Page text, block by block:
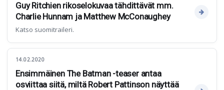
Guy Ritchien rikoselokuvaa tähdittävät mm.
Charlie Hunnam ja Matthew McConaughey
Katso suomitraileri.
14.02.2020
Ensimmäinen The Batman -teaser antaa
osviittaa siitä, miltä Robert Pattinson näyttää